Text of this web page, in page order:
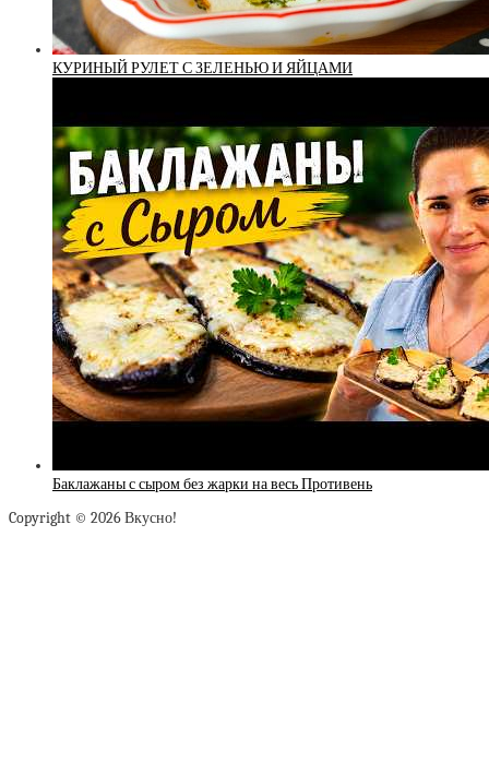
КУРИНЫЙ РУЛЕТ С ЗЕЛЕНЬЮ И ЯЙЦАМИ
Баклажаны с сыром без жарки на весь Противень
Copyright © 2026 Вкусно!